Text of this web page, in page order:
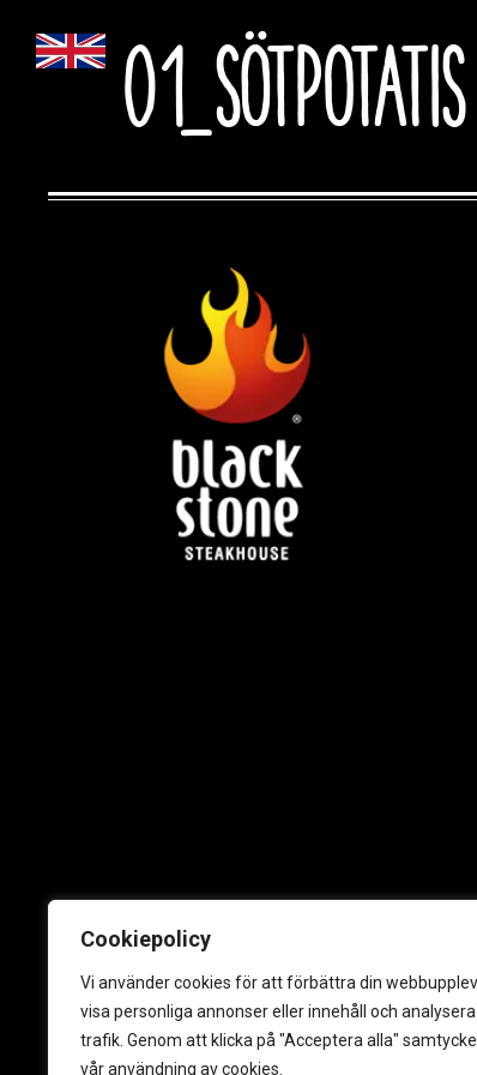
Cookiepolicy
Vi använder cookies för att förbättra din
visa personliga annonser eller innehåll och
trafik. Genom att klicka på "Acceptera alla"
vår användning av cookies.